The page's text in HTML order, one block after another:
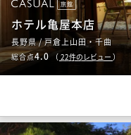
旅館
ホテル亀屋本店
長野県 / 戸倉上山田・千曲
総合点4.0 （ 22件のレビュー ）